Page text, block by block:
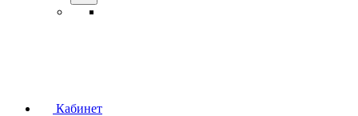
Кабинет